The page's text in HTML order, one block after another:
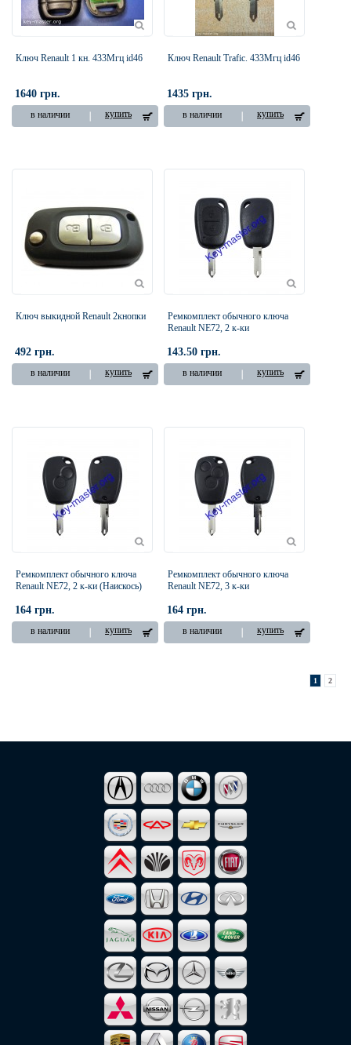
Ключ Renault 1 кн. 433Мгц id46
1640 грн.
в наличии купить
Ключ Renault Trafic. 433Мгц id46
1435 грн.
в наличии купить
Ключ выкидной Renault 2кнопки
492 грн.
в наличии купить
Ремкомплект обычного ключа
Renault NE72, 2 к-ки
143.50 грн.
в наличии купить
Ремкомплект обычного ключа
Renault NE72, 2 к-ки (Наискось)
164 грн.
в наличии купить
Ремкомплект обычного ключа
Renault NE72, 3 к-ки
164 грн.
в наличии купить
1 2